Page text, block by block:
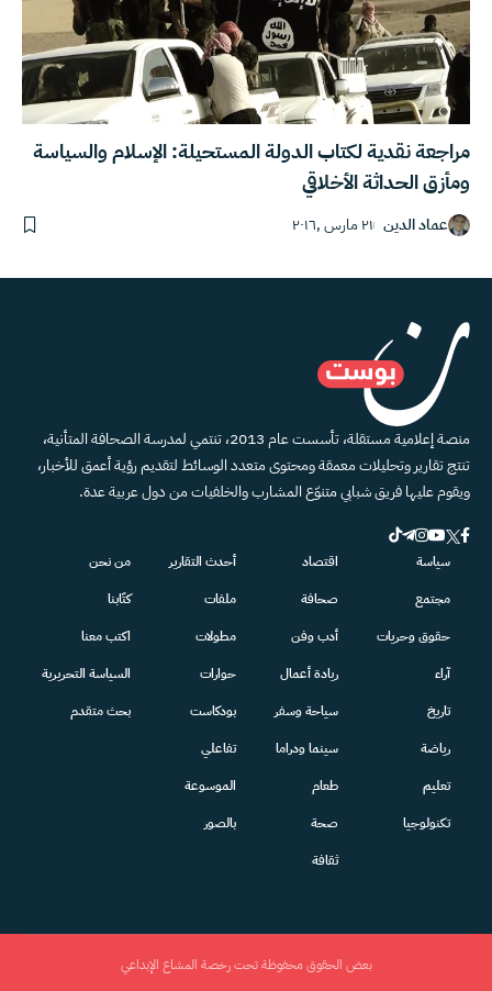
مراجعة نقدية لكتاب الدولة المستحيلة: الإسلام والسياسة
ومأزق الحداثة الأخلاقي
عماد الدين ٢١ مارس ,٢٠١٦
منصة إعلامية مستقلة، تأسست عام 2013، تنتمي لمدرسة الصحافة المتأنية،
تنتج تقارير وتحليلات معمقة ومحتوى متعدد الوسائط لتقديم رؤية أعمق للأخبار،
ويقوم عليها فريق شبابي متنوّع المشارب والخلفيات من دول عربية عدة.
سياسة
مجتمع
حقوق وحريات
آراء
تاريخ
رياضة
تعليم
تكنولوجيا
اقتصاد
صحافة
أدب وفن
ريادة أعمال
سياحة وسفر
سينما ودراما
طعام
صحة
ثقافة
أحدث التقارير
ملفات
مطولات
حوارات
بودكاست
تفاعلي
الموسوعة
بالصور
من نحن
كتّابنا
اكتب معنا
السياسة التحريرية
بحث متقدم
بعض الحقوق محفوظة تحت رخصة المشاع الإبداعي